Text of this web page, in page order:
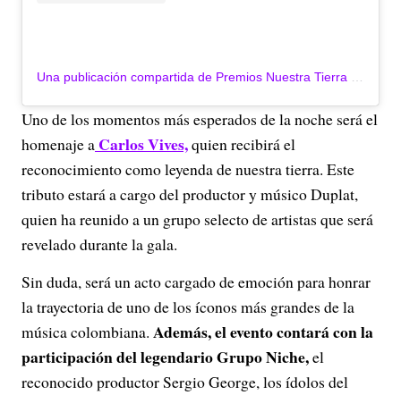
Uno de los momentos más esperados de la noche será el
homenaje a Carlos Vives,quien recibirá el
reconocimiento como leyenda de nuestra tierra. Este
tributo estará a cargo del productor y músico Duplat,
quien ha reunido a un grupo selecto de artistas que será
revelado durante la gala.
Sin duda, será un acto cargado de emoción para honrar
la trayectoria de uno de los íconos más grandes de la
música colombiana. Además, el evento contará con la
participación del legendario Grupo Niche,el
reconocido productor Sergio George, los ídolos del